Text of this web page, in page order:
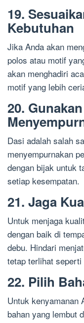
19.
Kebutuhan
Jika Anda akan
polos atau motif
akan menghadiri
motif yang lebih
20.
Dasi adalah salah
menyempurnakan
dengan bijak untuk
setiap kesempatan.
21. Jaga
Untuk menjaga
dengan baik di
debu. Hindari
tetap terlihat seperti
22. Pilih
Untuk kenyamanan
bahan yang lembut